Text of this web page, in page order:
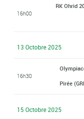
16h00
RK Ohrid
13 Octobre 2025
16h30
Pirée
15 Octobre 2025